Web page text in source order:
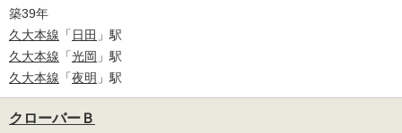
築39年
久大本線 「 日田 」駅
久大本線 「光岡 」駅
久大本線 「夜明 」駅
クローバーＢ